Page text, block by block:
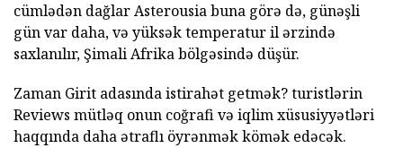
cümlədən dağlar Asterousia buna görə də, günəşli
gün var daha, və yüksək temperatur il ərzində
saxlanılır, Şimali Afrika bölgəsində düşür.
Zaman Girit adasında istirahət getmək? turistlərin
Reviews mütləq onun coğrafi və iqlim xüsusiyyətləri
haqqında daha ətraflı öyrənmək kömək edəcək.